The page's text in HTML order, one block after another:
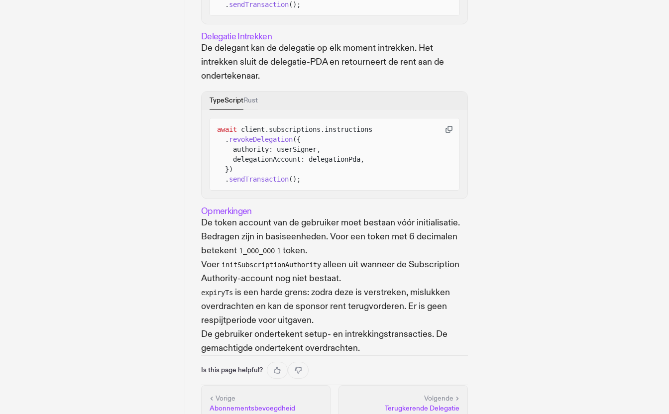
. sendTransaction();
Delegatie Intrekken
De delegant kan de delegatie op elk moment intrekken. Het
intrekken sluit de delegatie-PDA en retourneert de rent aan de
ondertekenaar.
TypeScriptRust
await
client.subscriptions.instructions
. revokeDelegation({
authority: userSigner,
delegationAccount: delegationPda,
})
. sendTransaction();
Opmerkingen
De token account van de gebruiker moet bestaan vóór initialisatie.
Bedragen zijn in basiseenheden. Voor een token met 6 decimalen
betekent 1_000_000 1 token.
Voer initSubscriptionAuthority alleen uit wanneer de Subscription
Authority-account nog niet bestaat.
expiryTs is een harde grens: zodra deze is verstreken, mislukken
overdrachten en kan de sponsor rent terugvorderen. Er is geen
respijtperiode voor uitgaven.
De gebruiker ondertekent setup- en intrekkingstransacties. De
gemachtigde ondertekent overdrachten.
Is this page helpful?
Vorige
Abonnementsbevoegdheid
Volgende
Terugkerende Delegatie